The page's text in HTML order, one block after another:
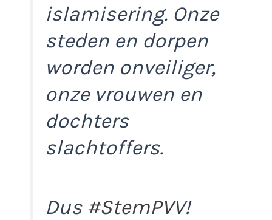
islamisering. Onze
steden en dorpen
worden onveiliger,
onze vrouwen en
dochters
slachtoffers.
Dus #StemPVV!